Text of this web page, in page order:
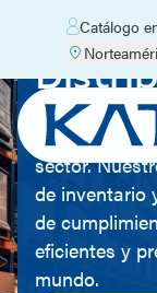
Catálogo
El objetivo
es brindar a
sector.
de inventario
de
eficientes y
mundo.